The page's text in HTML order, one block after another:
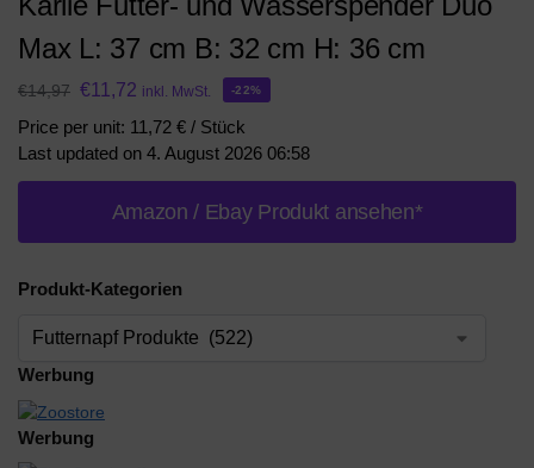
Max L: 37 cm B: 32 cm H: 36 cm
€14,97 €11,72 inkl. MwSt. -22%
Price per unit: 11,72 € / Stück
Last updated on 4. August 2026 06:58
Amazon / Ebay Produkt ansehen*
Produkt-Kategorien
Werbung
Werbung